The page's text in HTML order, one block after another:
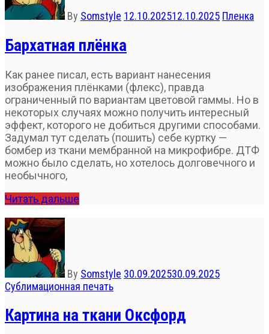
By Somstyle 12.10.202512.10.2025 Пленка
Бархатная плёнка
Как ранее писал, есть вариант нанесения
изображения плёнками (флекс), правда
ограниченный по вариантам цветовой гаммы. Но в
некоторых случаях можно получить интересный
эффект, которого не добиться другими способами.
Задумал тут сделать (пошить) себе куртку —
бомбер из ткани мембранной на микрофибре. ДТФ
можно было сделать, но хотелось долговечного и
необычного,
Читать дальше
By Somstyle 30.09.202530.09.2025
Сублимационная печать
Картина на ткани Оксфорд